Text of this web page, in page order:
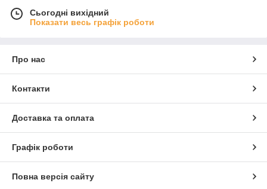
Сьогодні вихідний
Показати весь графік роботи
Про нас
Контакти
Доставка та оплата
Графік роботи
Повна версія сайту